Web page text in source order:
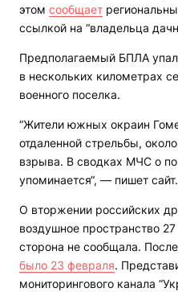
этом сообщает
ссылкой на “владельца
Предполагаемый БПЛА
в нескольких километрах
военного поселка.
“Жители южных окраин
отдаленной стрельбы,
взрыва. В сводках МЧС о
упоминается“, — пишет сайт.
О вторжении российских
воздушное пространство
сторона не сообщала.
было 23 февраля.
мониторингового канала